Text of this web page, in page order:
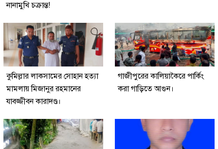
নানামুখি চক্রান্ত!
কুমিল্লার লাকসামের সোহান হত্যা
মামলায় মিজানুর রহমানের
যাবজ্জীবন কারাদণ্ড।
গাজীপুরের কালিয়াকৈরে পার্কিং
করা গাড়িতে আগুন।